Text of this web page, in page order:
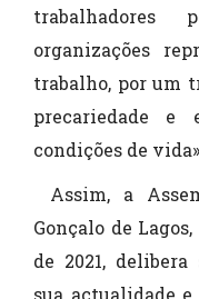
trabalhadores
organizações
trabalho, por um
precariedade e
condições de
Assim, a
Gonçalo de
de 2021,
sua actualidade